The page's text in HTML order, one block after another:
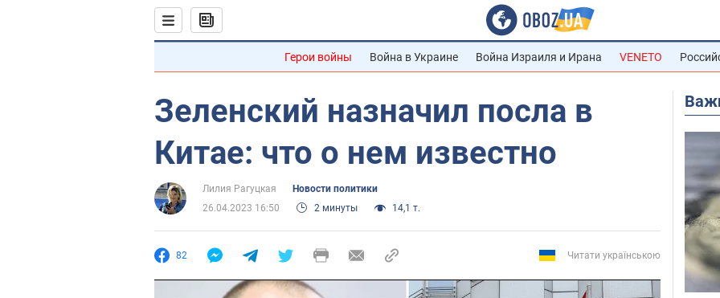
Герои войны Война в Украине Война Израиля и Ирана VENETO
Зеленский назначил посла в
Китае: что о нем известно
Лилия Рагуцкая
Новости политики
26.04.2023 16:50
2 минуты 14,1 т.
82 Читати українською